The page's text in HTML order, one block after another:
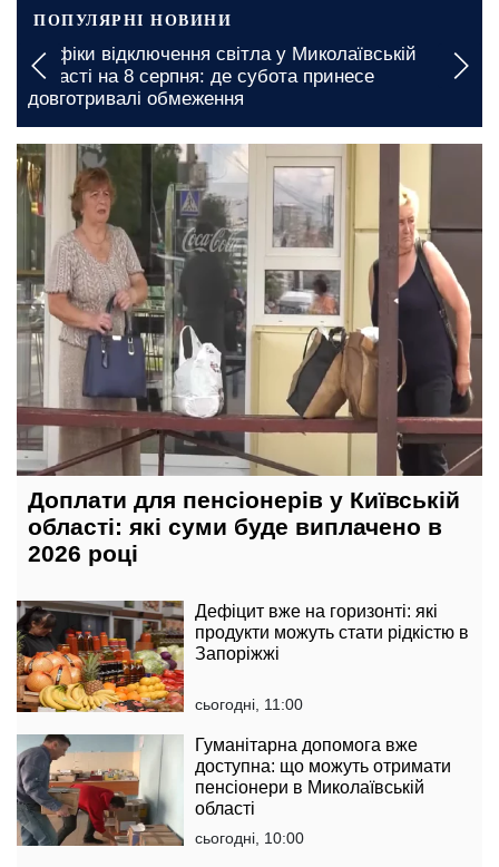
ПОПУЛЯРНІ НОВИНИ
Дефіцит продуктів в Дніпропетровській області:
які товари можуть стати рідкістю в магазинах
сьогодні, 12:00
Доплати для пенсіонерів у Київській
області: які суми буде виплачено в
2026 році
Дефіцит вже на горизонті: які
продукти можуть стати рідкістю в
Запоріжжі
сьогодні, 11:00
Гуманітарна допомога вже
доступна: що можуть отримати
пенсіонери в Миколаївській
області
сьогодні, 10:00